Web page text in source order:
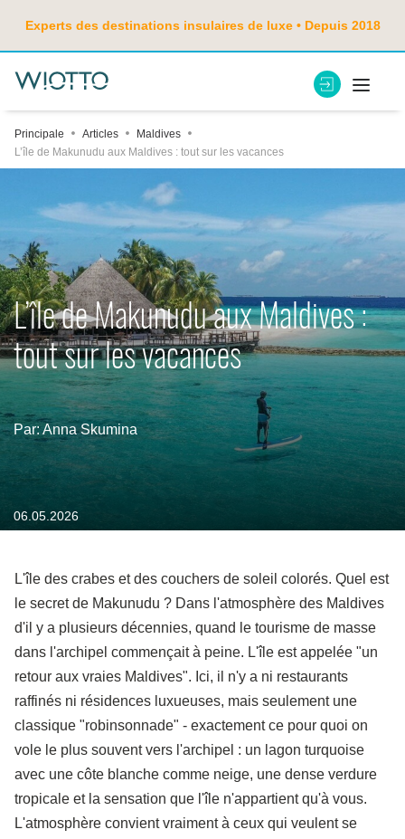
Experts des destinations insulaires de luxe • Depuis 2018
Principale Articles
Maldives
L’île de Makunudu aux Maldives : tout sur les vacances
L’île de Makunudu aux Maldives :
tout sur les vacances
Par: Anna Skumina
06.05.2026
L'île des crabes et des couchers de soleil colorés. Quel est
le secret de Makunudu ? Dans l'atmosphère des Maldives
d'il y a plusieurs décennies, quand le tourisme de masse
dans l'archipel commençait à peine. L'île est appelée "un
retour aux vraies Maldives". Ici, il n'y a ni restaurants
raffinés ni résidences luxueuses, mais seulement une
classique "robinsonnade" - exactement ce pour quoi on
vole le plus souvent vers l'archipel : un lagon turquoise
avec une côte blanche comme neige, une dense verdure
tropicale et la sensation que l'île n'appartient qu'à vous.
L'atmosphère convient vraiment à ceux qui veulent se